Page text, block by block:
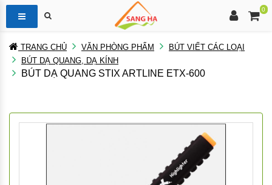
0
TRANG CHỦ VĂN PHÒNG PHẨM
BÚT VIẾT CÁC LOẠI
BÚT DẠ QUANG, DẠ KÍNH
BÚT DẠ QUANG STIX ARTLINE ETX-600